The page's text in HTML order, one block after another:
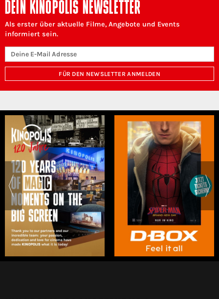
DEIN KINOPOLIS NEWSLETTER
Als erster über aktuelle Filme, Angebote und Events
informiert sein.
FÜR DEN NEWSLETTER ANMELDEN